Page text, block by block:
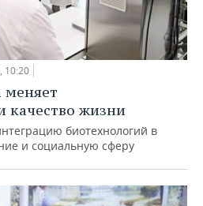
10:20
меняет
качество жизни
биотехнологий в
и социальную сферу